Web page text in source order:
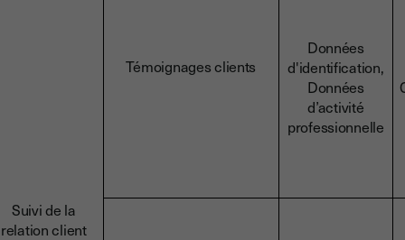
Suivi de la
relation client
Témoignages clients
Données
d'identification,
Données
d’activité
professionnelle